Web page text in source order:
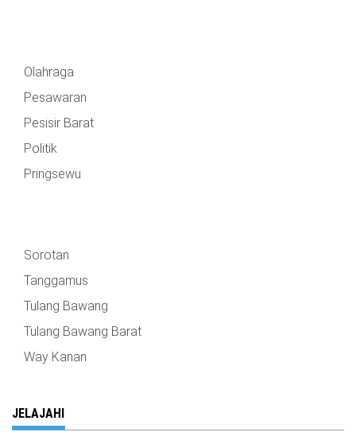
Olahraga
Pesawaran
Pesisir Barat
Politik
Pringsewu
Sorotan
Tanggamus
Tulang Bawang
Tulang Bawang Barat
Way Kanan
JELAJAHI